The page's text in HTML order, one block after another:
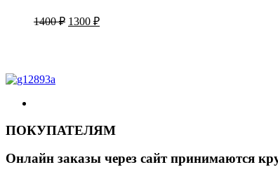
1400₽ Первоначальная
1300 ₽Текущая
ПОКУПАТЕЛЯМ
Онлайн заказы через сайт принимаются